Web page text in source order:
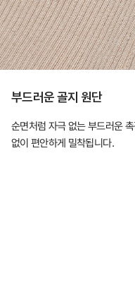
부드러운 골지 원단
순면처럼 자극 없는 부드러운
없이 편안하게 밀착됩니다.